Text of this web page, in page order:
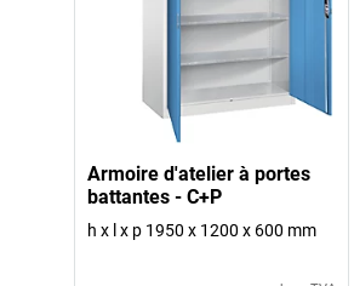
Armoire d'atelier à portes
battantes - C+P
h x l x p 1950 x 1200 x 600 mm